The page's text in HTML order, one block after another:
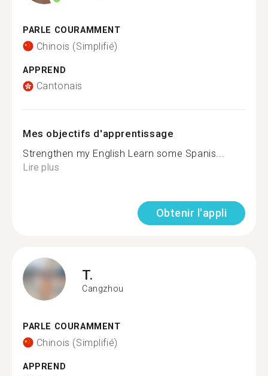
PARLE COURAMMENT
Chinois (Simplifié)
APPREND
Cantonais
Mes objectifs d'apprentissage
Strengthen my English Learn some Spanis...
Lire plus
Obtenir l'appli
T.
Cangzhou
PARLE COURAMMENT
Chinois (Simplifié)
APPREND